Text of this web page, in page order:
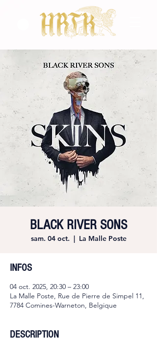
BLACK RIVER SONS
sam. 04 oct.
  |
La Malle Poste
INFOS
04 oct. 2025, 20:30 – 23:00
La Malle Poste, Rue de Pierre de Simpel 11,
7784 Comines-Warneton, Belgique
DESCRIPTION